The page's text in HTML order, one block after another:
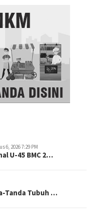
6, 2026 7:29 PM
U-45 BMC 2…
Tanda Tubuh …